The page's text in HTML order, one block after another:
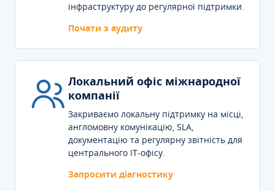
інфраструктуру до регулярної підтримки.
Почати з аудиту
Локальний офіс міжнародної
компанії
Закриваємо локальну підтримку на місці,
англомовну комунікацію, SLA,
документацію та регулярну звітність для
центрального IT-офісу.
Запросити діагностику